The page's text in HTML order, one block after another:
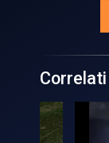
Correlati